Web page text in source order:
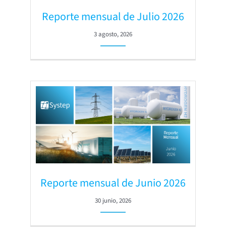
Reporte mensual de Julio 2026
3 agosto, 2026
Reporte mensual de Junio 2026
30 junio, 2026